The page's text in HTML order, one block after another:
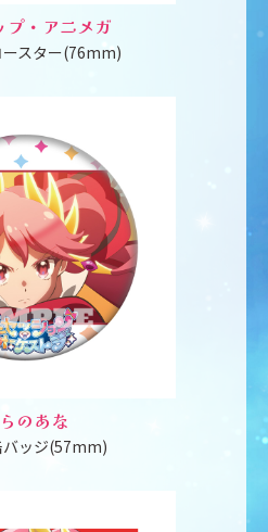
プ・アニメガ
ースター(76mm)
のあな
バッジ(57mm)